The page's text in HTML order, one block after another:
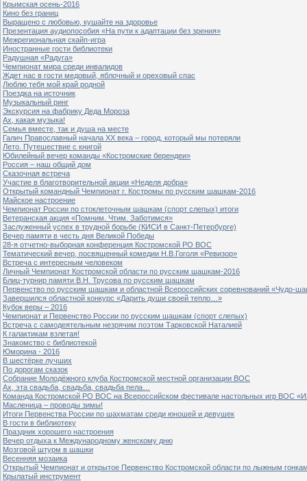
Крымская осень-2016
Кино без границ
Выращено с любовью, кушайте на здоровье
Презентация аудиопособия «На пути к адаптации без зрения»
Межрегиональная скайп-игра
Иностранные гости библиотеки
Радушная «Радуга»
Чемпионат мира среди инвалидов
Ждет нас в гости медовый, яблочный и ореховый спас
Люблю тебя мой край родной
Поездка на источник
Музыкальный ринг
Экскурсия на фабрику Деда Мороза
Ах, какая музыка!
Семья вместе, так и душа на месте
Галич Православный начала ХХ века – город, который мы потеряли
Лето. Путешествие с книгой
Юбилейный вечер команды «Костромские берендеи»
Россия – наш общий дом
Сказочная встреча
Участие в благотворительной акции «Неделя добра»
Открытый командный Чемпионат г. Костромы по русским шашкам-2016
Майское настроение
Чемпионат России по стоклеточным шашкам (спорт слепых) итоги
Ветеранская акция «Помним. Чтим. Заботимся»
Заслуженный успех в трудной борьбе (КИСИ в Санкт-Петербурге)
Вечер памяти в честь дня Великой Победы
28-я отчетно-выборная конференция Костромской РО ВОС
Тематический вечер, посвященный комедии Н.В.Гоголя «Ревизор»
Встреча с интересным человеком
Личный Чемпионат Костромской области по русским шашкам-2016
Блиц-турнир памяти В.Н. Трусова по русским шашкам
Первенство по русским шашкам и областной Всероссийских соревнований «Чудо-
Завершился областной конкурс «Дарить души своей тепло…»
Кубок веры – 2016
Чемпионат и Первенство России по русским шашкам (спорт слепых)
Встреча с самодеятельным незрячим поэтом Тарковской Наталией
К галактикам взлетая!
Знакомство с библиотекой
Юморина - 2016
В шестёрке лучших
По дорогам сказок
Собрание Молодёжного клуба Костромской местной организации ВОС
Ах, эта свадьба, свадьба, свадьба пела…
Команда Костромской РО ВОС на Всероссийском фестивале настольных игр ВОС
Масленица – проводы зимы!
Итоги Первенства России по шахматам среди юношей и девушек
В гости в библиотеку
Праздник хорошего настроения
Вечер отдыха к Международному женскому дню
Мозговой штурм в шашки
Весенняя мозаика
Открытый Чемпионат и открытое Первенство Костромской области по лыжным
Крылатый инструмент